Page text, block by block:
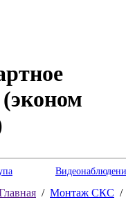
/ Монтаж СКС